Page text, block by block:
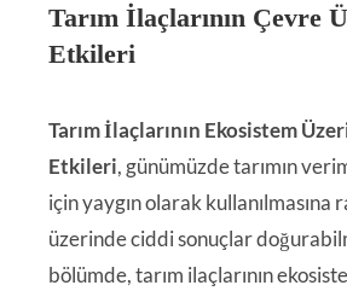
Tarım İlaçlarının Çevre
Etkileri
Tarım İlaçlarının Ekosistem
Etkileri, günümüzde tarımın
için yaygın olarak kullanılmasına
üzerinde ciddi sonuçlar
bölümde, tarım ilaçlarının